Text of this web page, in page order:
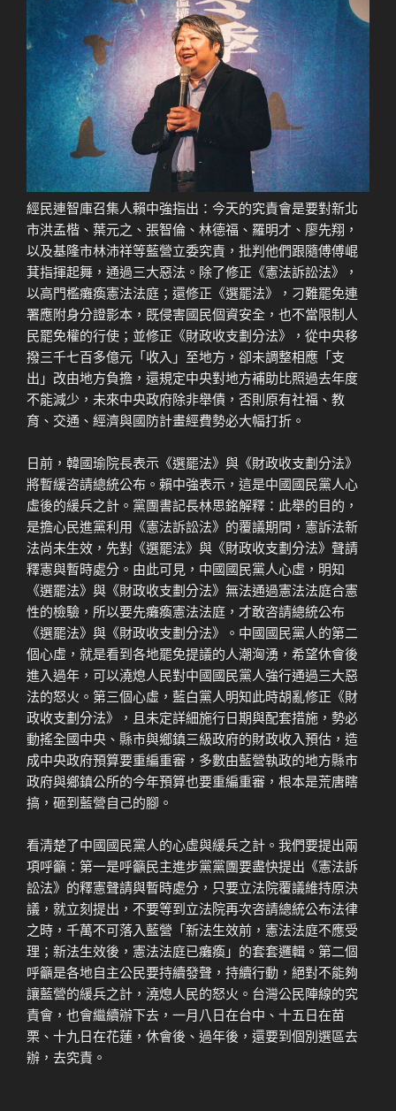
經民連智庫召集人賴中強指出：今天的究責會是要對新北
市洪孟楷、葉元之、張智倫、林德福、羅明才、廖先翔，
以及基隆市林沛祥等藍營立委究責，批判他們跟隨傅傅崐
萁指揮起舞，通過三大惡法。除了修正《憲法訴訟法》，
以高門檻癱瘓憲法法庭；還修正《選罷法》，刁難罷免連
署應附身分證影本，既侵害國民個資安全，也不當限制人
民罷免權的行使；並修正《財政收支劃分法》，從中央移
撥三千七百多億元「收入」至地方，卻未調整相應「支
出」改由地方負擔，還規定中央對地方補助比照過去年度
不能減少，未來中央政府除非舉債，否則原有社福、教
育、交通、經濟與國防計畫經費勢必大幅打折。
日前，韓國瑜院長表示《選罷法》與《財政收支劃分法》
將暫緩咨請總統公布。賴中強表示，這是中國國民黨人心
虛後的緩兵之計。黨團書記長林思銘解釋：此舉的目的，
是擔心民進黨利用《憲法訴訟法》的覆議期間，憲訴法新
法尚未生效，先對《選罷法》與《財政收支劃分法》聲請
釋憲與暫時處分。由此可見，中國國民黨人心虛，明知
《選罷法》與《財政收支劃分法》無法通過憲法法庭合憲
性的檢驗，所以要先癱瘓憲法法庭，才敢咨請總統公布
《選罷法》與《財政收支劃分法》。中國國民黨人的第二
個心虛，就是看到各地罷免提議的人潮洶湧，希望休會後
進入過年，可以澆熄人民對中國國民黨人強行通過三大惡
法的怒火。第三個心虛，藍白黨人明知此時胡亂修正《財
政收支劃分法》，且未定詳細施行日期與配套措施，勢必
動搖全國中央、縣市與鄉鎮三級政府的財政收入預估，造
成中央政府預算要重編重審，多數由藍營執政的地方縣市
政府與鄉鎮公所的今年預算也要重編重審，根本是荒唐瞎
搞，砸到藍營自己的腳。
看清楚了中國國民黨人的心虛與緩兵之計。我們要提出兩
項呼籲：第一是呼籲民主進步黨黨團要盡快提出《憲法訴
訟法》的釋憲聲請與暫時處分，只要立法院覆議維持原決
議，就立刻提出，不要等到立法院再次咨請總統公布法律
之時，千萬不可落入藍營「新法生效前，憲法法庭不應受
理；新法生效後，憲法法庭已癱瘓」的套套邏輯。第二個
呼籲是各地自主公民要持續發聲，持續行動，絕對不能夠
讓藍營的緩兵之計，澆熄人民的怒火。台灣公民陣線的究
責會，也會繼續辦下去，一月八日在台中、十五日在苗
栗、十九日在花蓮，休會後、過年後，還要到個別選區去
辦，去究責。